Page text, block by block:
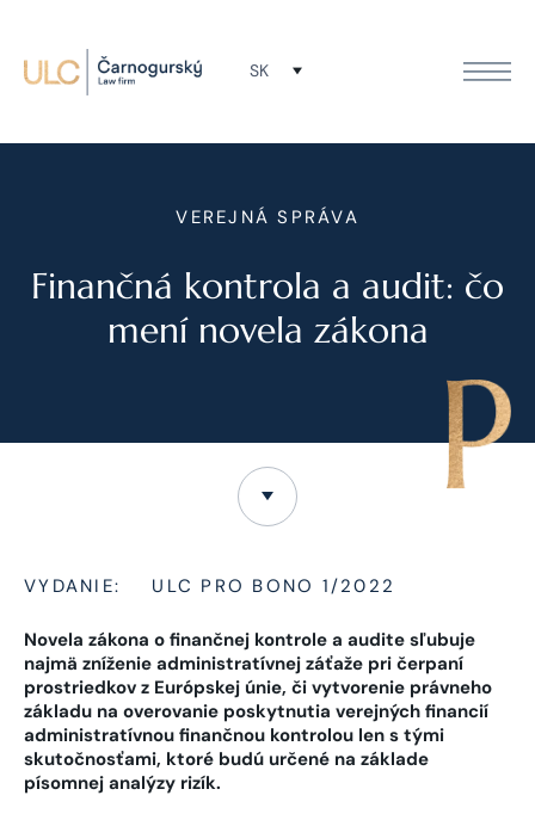
SK
VEREJNÁ SPRÁVA
Finančná kontrola a audit: čo
mení novela zákona
VYDANIE: ULC PRO BONO 1/2022
Novela zákona o finančnej kontrole a audite sľubuje
najmä zníženie administratívnej záťaže pri čerpaní
prostriedkov z Európskej únie, či vytvorenie právneho
základu na overovanie poskytnutia verejných financií
administratívnou finančnou kontrolou len s tými
skutočnosťami, ktoré budú určené na základe
písomnej analýzy rizík.